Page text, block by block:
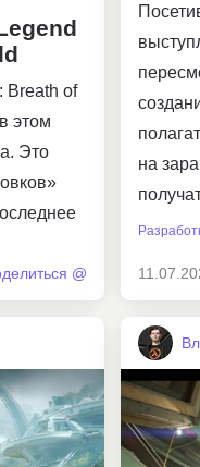
Breath of
этом
Это
@
на